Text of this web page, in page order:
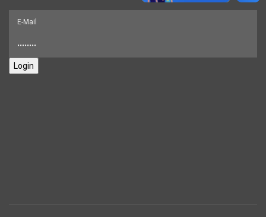
Login